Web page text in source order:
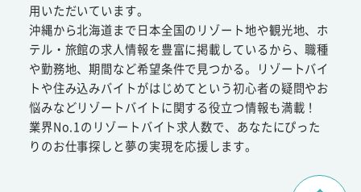
用いただいています。
沖縄から北海道まで日本全国のリゾート地や観光地、ホ
テル・旅館の求人情報を豊富に掲載しているから、職種
や勤務地、期間など希望条件で見つかる。リゾートバイ
トや住み込みバイトがはじめてという初心者の疑問やお
悩みなどリゾートバイトに関する役立つ情報も満載！
業界No.1のリゾートバイト求人数で、あなたにぴった
りのお仕事探しと夢の実現を応援します。